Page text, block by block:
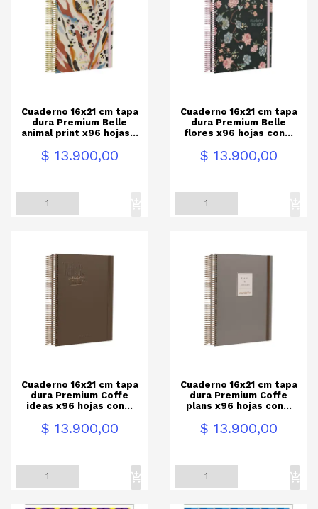
Cuaderno 16x21 cm tapa
dura Premium Belle
animal print x96 hojas...
Precio$ 13.900,00
Cuaderno 16x21 cm tapa
dura Premium Belle
flores x96 hojas con...
Precio$ 13.900,00
Cuaderno 16x21 cm tapa
dura Premium Coffe
ideas x96 hojas con...
Precio$ 13.900,00
Cuaderno 16x21 cm tapa
dura Premium Coffe
plans x96 hojas con...
Precio$ 13.900,00